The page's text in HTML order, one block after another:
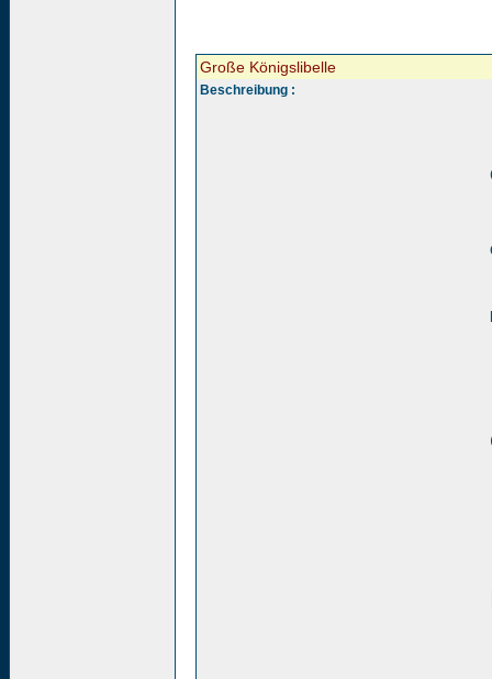
Große Königslibelle
Beschreibung :